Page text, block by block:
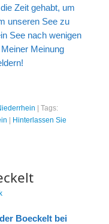
Zeit gehabt, um
unseren See zu
See nach wenigen
Meinung
Tags:
Hinterlassen Sie
Boeckelt bei